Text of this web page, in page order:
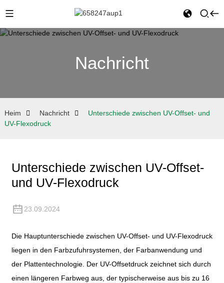
Nachricht
Heim Nachricht
Unterschiede zwischen UV-Offset- und
UV-Flexodruck
Unterschiede zwischen UV-Offset-
und UV-Flexodruck
23.09.2024
Die Hauptunterschiede zwischen UV-Offset- und UV-Flexodruck
liegen in den Farbzufuhrsystemen, der Farbanwendung und
der Plattentechnologie. Der UV-Offsetdruck zeichnet sich durch
einen längeren Farbweg aus, der typischerweise aus bis zu 16